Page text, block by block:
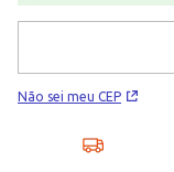
Não sei meu CEP